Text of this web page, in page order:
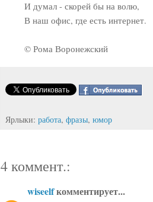
И думал - скорей бы на волю,
В наш офис, где есть интернет.
© Рома Воронежский
Ярлыки: работа, фразы, юмор
4 коммент.:
wiseelfкомментирует...